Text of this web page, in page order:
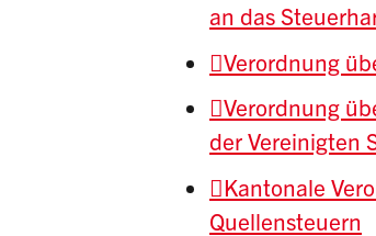
an das
Verordnung
Verordnung
der Vereinigten
Kantonale
Quellensteuern